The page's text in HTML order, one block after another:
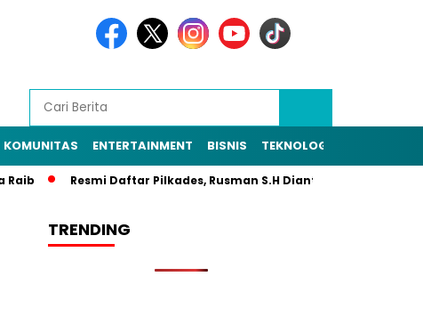
KOMUNITAS ENTERTAINMENT BISNIS TEKNOLOGI
Resmi Daftar Pilkades, Rusman S.H Diantar Sekitar 1.000
TRENDING